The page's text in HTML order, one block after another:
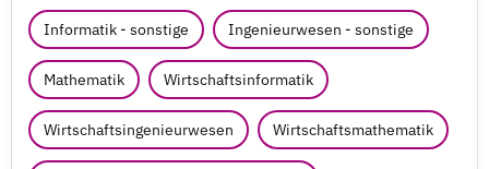
Informatik - sonstige Ingenieurwesen - sonstige
Mathematik Wirtschaftsinformatik
Wirtschaftsingenieurwesen Wirtschaftsmathematik